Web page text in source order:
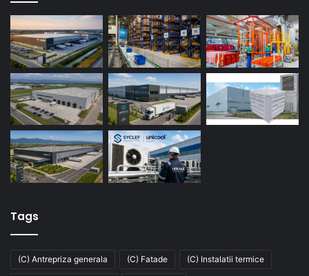
Tags
(C) Antrepriza generala (C) Fatade (C) Instalatii termice